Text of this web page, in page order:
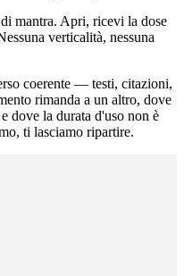
mantra. Apri, ricevi la dose
verticalità, nessuna
coerente — testi, citazioni,
rimanda a un altro, dove
dove la durata d'uso non è
ti lasciamo ripartire.